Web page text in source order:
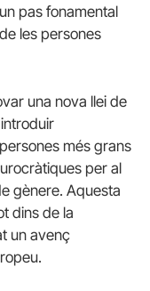
pas fonamental
les persones
una nova llei de
més grans
per al
gènere. Aquesta
dins de la
un avenç